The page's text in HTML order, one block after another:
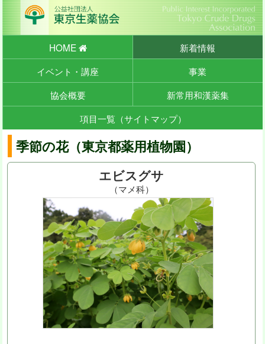
HOME
新着情報
イベント・講座
事業
協会概要
新常用和漢薬集
項目一覧（サイトマップ）
季節の花（東京都薬用植物園）
エビスグサ
（マメ科）